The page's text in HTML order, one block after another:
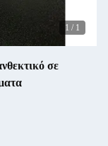
1 / 1
σε